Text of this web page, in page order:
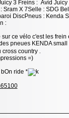
3 Freins : Avid
Sram X 7Selle : SDG
DiscPneus : Kenda
:
ce vélo c'est les
pneues KENDA
cross country .
=)
ride *